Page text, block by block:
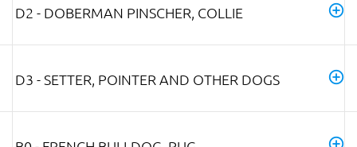
D2 - DOBERMAN PINSCHER, COLLIE
D3 - SETTER, POINTER AND OTHER DOGS